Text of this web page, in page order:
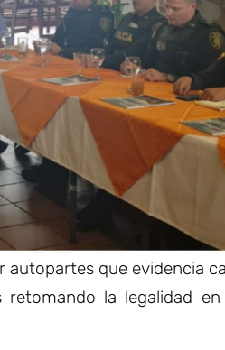
autopartes que evidencia
la legalidad